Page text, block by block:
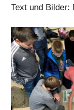
Text und Bilder: